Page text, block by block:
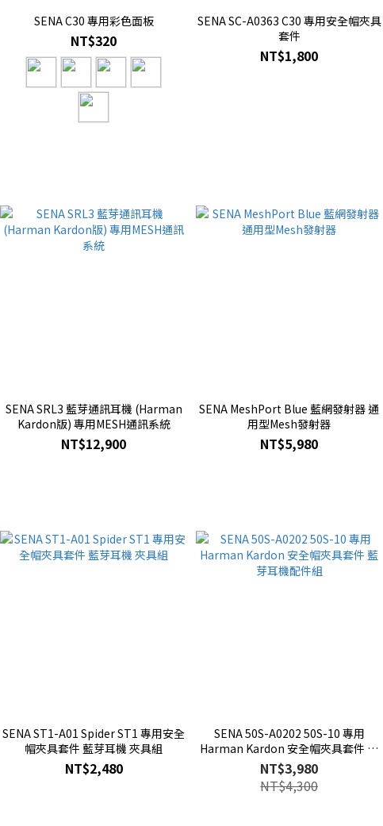
SENA C30 專用彩色面板
NT$320
SENA SC-A0363 C30 專用安全帽夾具
套件
NT$1,800
SENA SRL3 藍芽通訊耳機 (Harman
Kardon版) 專用MESH通訊系統
NT$12,900
SENA MeshPort Blue 藍網發射器 通
用型Mesh發射器
NT$5,980
SENA ST1-A01 Spider ST1 專用安全
帽夾具套件 藍芽耳機 夾具組
NT$2,480
SENA 50S-A0202 50S-10 專用
Harman Kardon 安全帽夾具套件 藍
芽耳機配件組
NT$3,980
NT$4,300